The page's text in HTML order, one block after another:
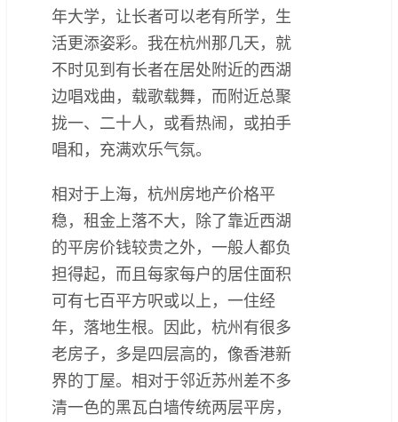
年大学，让长者可以老有所学，生
活更添姿彩。我在杭州那几天，就
不时见到有长者在居处附近的西湖
边唱戏曲，载歌载舞，而附近总聚
拢一、二十人，或看热闹，或拍手
唱和，充满欢乐气氛。
相对于上海，杭州房地产价格平
稳，租金上落不大，除了靠近西湖
的平房价钱较贵之外，一般人都负
担得起，而且每家每户的居住面积
可有七百平方呎或以上，一住经
年，落地生根。因此，杭州有很多
老房子，多是四层高的，像香港新
界的丁屋。相对于邻近苏州差不多
清一色的黑瓦白墙传统两层平房，